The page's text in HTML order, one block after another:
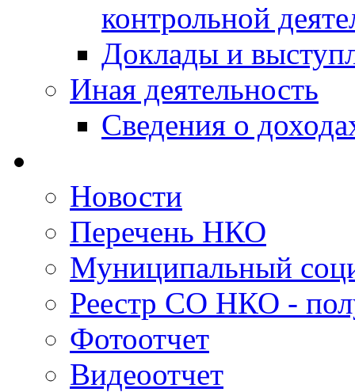
контрольной
Доклады и
Иная деятельность
Сведения о
Новости
Перечень НКО
Муниципальный
Реестр СО НКО -
Фотоотчет
Видеоотчет